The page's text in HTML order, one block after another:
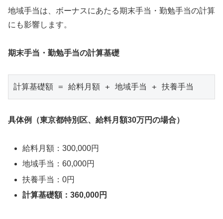
地域手当は、ボーナスにあたる期末手当・勤勉手当の計算
にも影響します。
期末手当・勤勉手当の計算基礎
具体例（東京都特別区、給料月額30万円の場合）
給料月額：300,000円
地域手当：60,000円
扶養手当：0円
計算基礎額：360,000円